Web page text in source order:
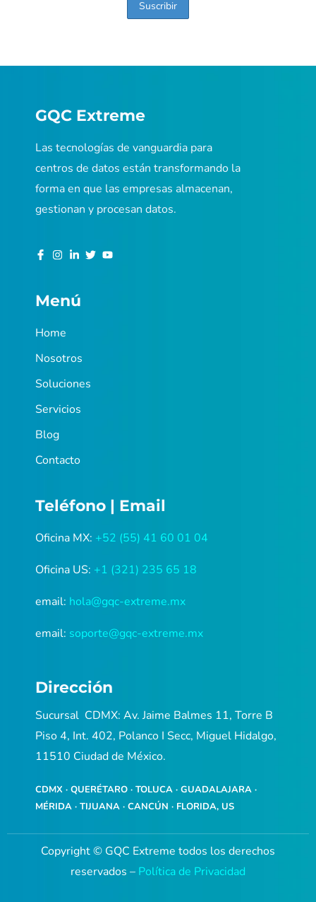
GQC Extreme
Las tecnologías de vanguardia para
centros de datos están transformando la
forma en que las empresas almacenan,
gestionan y procesan datos.
Menú
Home
Nosotros
Soluciones
Servicios
Blog
Contacto
Teléfono | Email
Oficina MX: +52 (55) 41 60 01 04
Oficina US: +1 (321) 235 65 18
email: hola@gqc-extreme.mx
email: soporte@gqc-extreme.mx
Dirección
Sucursal CDMX: Av. Jaime Balmes 11, Torre B
Piso 4, Int. 402, Polanco I Secc, Miguel Hidalgo,
11510 Ciudad de México.
CDMX · QUERÉTARO · TOLUCA · GUADALAJARA ·
MÉRIDA · TIJUANA · CANCÚN · FLORIDA, US
Copyright © GQC Extreme todos los derechos
reservados – Política de Privacidad